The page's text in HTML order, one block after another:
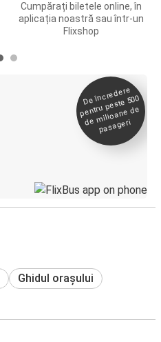
Cumpărați biletele online, în
aplicația noastră sau într-un
Flixshop
De încredere
pentru peste 500
de
milioane de
pasageri
Ghidul orașului